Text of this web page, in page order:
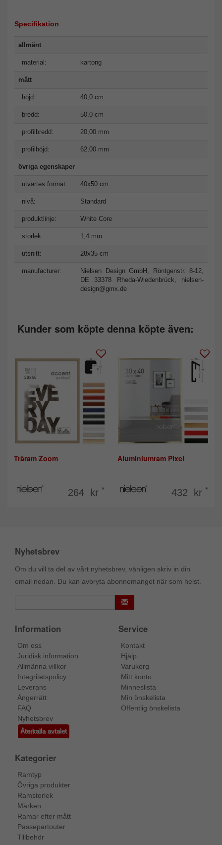
Specifikation
allmänt
material: kartong
mått
höjd: 40,0 cm
bredd: 50,0 cm
profilbredd: 20,00 mm
profilhöjd: 62,00 mm
övriga egenskaper
utvärtes format: 40x50 cm
nivå: Standard
produktlinje: White Core
storlek: 1,4 mm
utsnitt: 28x35 cm
manufacturer:
Nielsen Design GmbH, Röntgenstr. 8-12,
DE 33378 Rheda-Wiedenbrück, nielsen-
design@gmx.de
Kunder som köpte denna köpte även:
Träram Zoom
264 kr *
Aluminiumram Pixel
432 kr *
Nyhetsbrev
Om du vill ta del av vårt nyhetsbrev, vänligen skriv in din
email nedan. Du kan avbryta abonnemanget när som helst.
Information
Om oss
Juridisk information
Allmänna villkor
Integritetspolicy
Leverans
Ångerrätt
FAQ
Nyhetsbrev
Återkalla avtalet
Service
Kontakt
Hjälp
Varukorg
Mitt konto
Minneslista
Min önskelista
Offentlig önskelista
Kategorier
Ramtyp
Övriga produkter
Ramstorlek
Märken
Ramar efter mått
Passepartouter
Tillbehör